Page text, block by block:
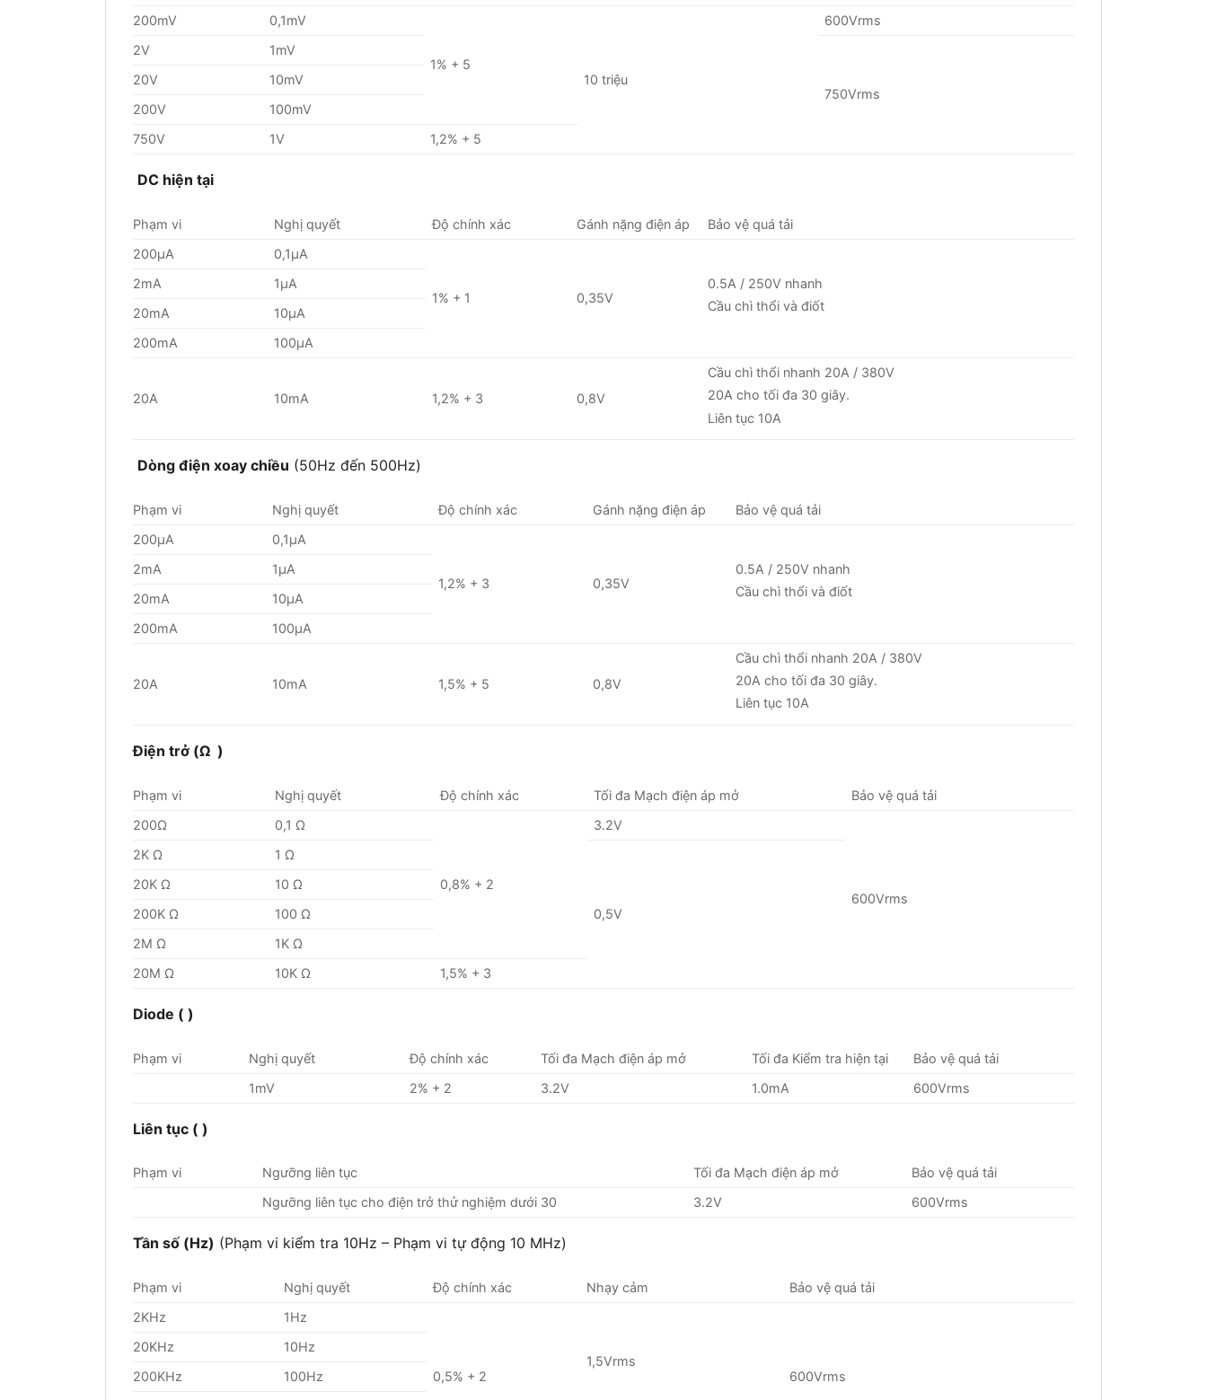
200mV
0,1mV
1% + 5
10 triệu
600Vrms
2V
1mV
750Vrms
20V
10mV
200V
100mV
750V
1V 1,2% + 5
DC hiện tại
Phạm vi Nghị quyết Độ chính xác Gánh nặng điện áp
Bảo vệ quá tải
200μA
0,1μA
1% + 1 0,35V
0.5A / 250V nhanh
Cầu chì thổi và điốt
2mA
1μA
20mA
10μA
200mA
100μA
20A 10mA 1,2% + 3 0,8V
Cầu chì thổi nhanh 20A / 380V
20A cho tối đa 30 giây.
Liên tục 10A
Dòng điện xoay chiều (50Hz đến 500Hz)
Phạm vi Nghị quyết Độ chính xác Gánh nặng điện áp
Bảo vệ quá tải
200μA
0,1μA
1,2% + 3 0,35V
0.5A / 250V nhanh
Cầu chì thổi và điốt
2mA
1μA
20mA
10μA
200mA
100μA
20A 10mA 1,5% + 5 0,8V
Cầu chì thổi nhanh 20A / 380V
20A cho tối đa 30 giây.
Liên tục 10A
Điện trở (Ω )
Phạm vi Nghị quyết Độ chính xác Tối đa Mạch điện áp mở
Bảo vệ quá tải
200Ω
0,1 Ω
0,8% + 2
3.2V
600Vrms
2K Ω 1 Ω
0,5V
20K Ω
10 Ω
200K Ω
100 Ω
2M Ω
1K Ω
20M Ω
10K Ω 1,5% + 3
Diode ( )
Phạm vi Nghị quyết Độ chính xác Tối đa Mạch điện áp mở Tối đa Kiểm tra hiện tại
Bảo vệ quá tải
1mV
2% + 2 3.2V 1.0mA 600Vrms
Liên tục ( )
Phạm vi Ngưỡng liên tục Tối đa Mạch điện áp mở
Bảo vệ quá tải
Ngưỡng liên tục cho điện trở thử nghiệm dưới 30
3.2V 600Vrms
Tần số (Hz) (Phạm vi kiểm tra 10Hz – Phạm vi tự động 10 MHz)
Phạm vi Nghị quyết Độ chính xác Nhạy cảm
Bảo vệ quá tải
2KHz
1Hz
0,5% + 2
1,5Vrms
600Vrms
20KHz
10Hz
200KHz
100Hz